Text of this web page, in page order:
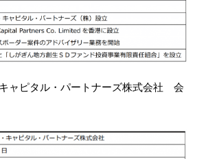
ャピタル・パートナーズ株式会社 会